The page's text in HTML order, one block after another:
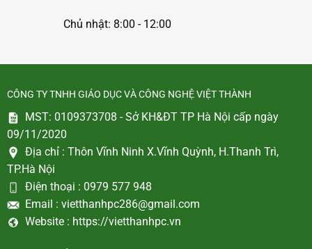
Chủ nhật: 8:00 - 12:00
CÔNG TY TNHH GIÁO DỤC VÀ CÔNG NGHỆ VIỆT THÀNH
MST: 0109373708 - Sở KH&ĐT TP Hà Nội cấp ngày
09/11/2020
Địa chỉ : Thôn Vĩnh Ninh X.Vĩnh Quỳnh, H.Thanh Trì,
TP.Hà Nội
Điện thoại : 0979 577 948
Email : vietthanhpc286@gmail.com
Website : https://vietthanhpc.vn